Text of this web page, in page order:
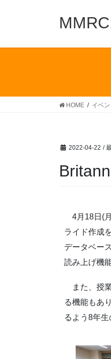
HOME イベ
2022-04-22 /
4月18日(
ライド作成
データベー
読み上げ機
また、授
る機能もあ
るよう8年